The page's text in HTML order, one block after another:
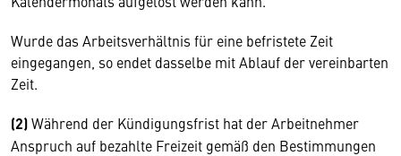
Wurde das Arbeitsverhältnis für eine befristete Zeit
eingegangen, so endet dasselbe mit Ablauf der vereinbarten
Zeit.
(2)Während der Kündigungsfrist hat der Arbeitnehmer
Anspruch auf bezahlte Freizeit gemäß den Bestimmungen